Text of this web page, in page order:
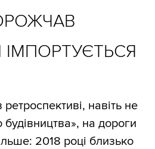
навіть не
на дороги
2018 році близько